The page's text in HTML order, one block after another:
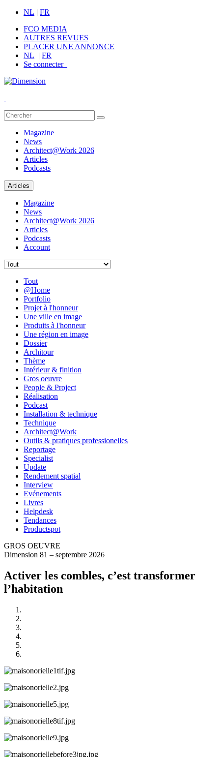
NL | FR
FCO MEDIA
AUTRES REVUES
PLACER UNE ANNONCE
NL | FR
Se connecter
Magazine
News
Architect@Work 2026
Articles
Podcasts
Articles
Magazine
News
Architect@Work 2026
Articles
Podcasts
Account
Tout
@Home
Portfolio
Projet à l'honneur
Une ville en image
Produits à l'honneur
Une région en image
Dossier
Architour
Thème
Intérieur & finition
Gros oeuvre
People & Project
Réalisation
Podcast
Installation & technique
Technique
Architect@Work
Outils & pratiques professionelles
Reportage
Specialist
Update
Rendement spatial
Interview
Evénements
Livres
Helpdesk
Tendances
Productspot
GROS OEUVRE
Dimension 81 – septembre 2026
Activer les combles, c’est transformer
l’habitation